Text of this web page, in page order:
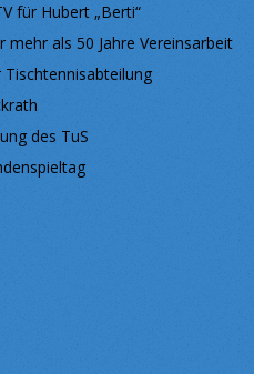
für Hubert „Berti“
mehr als 50 Jahre Vereinsarbeit
des TuS